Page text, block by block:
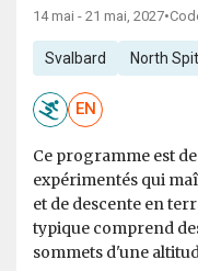
14 mai - 21 mai, 2027•
Svalbard North
EN
Ce programme est
expérimentés qui
et de descente en
typique comprend
sommets d'une